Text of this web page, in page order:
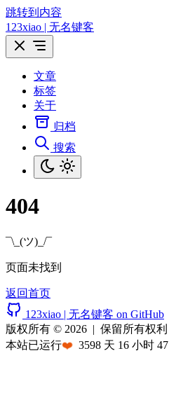
跳转到内容
123xiao | 无名键客
文章
标签
关于
归档
搜索
404
¯\_(ツ)_/¯
页面未找到
返回首页
123xiao | 无名键客 on GitHub
版权所有 © 2026 | 保留所有权利
本站已运行❤️ 3598 天 16 小时 47